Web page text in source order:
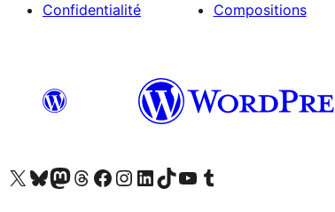
Confidentialité
Compositions
Visitez notre compte X (précédemment Twitter)
Visiter notre compte Bluesky
Visiter notre compte Mastodon
Visiter notre compte Threads
Consulter notre compte Facebook
Consulter notre compte Instagram
Consulter notre compte LinkedIn
Visiter notre compte TokTok
Visiter notre chaîne YouTube
Visiter notre compte Tumblr